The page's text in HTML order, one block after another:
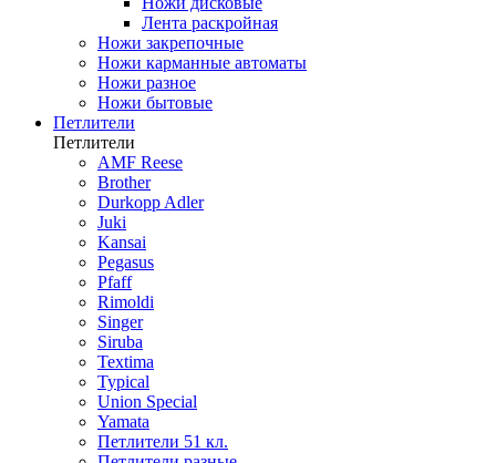
Лента раскройная
Ножи закрепочные
Ножи карманные автоматы
Ножи разное
Ножи бытовые
Петлители
Петлители
AMF Reese
Brother
Durkopp Adler
Juki
Kansai
Pegasus
Pfaff
Rimoldi
Singer
Siruba
Textima
Typical
Union Special
Yamata
Петлители 51 кл.